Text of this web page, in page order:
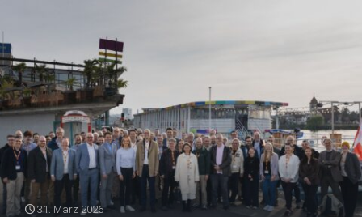
31. März 2026